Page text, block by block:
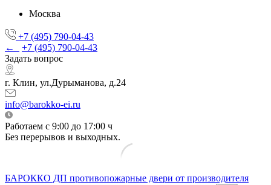
Москва
+7 (495) 790-04-43
←
+7 (495) 790-04-43
Задать вопрос
г. Клин, ул.Дурыманова, д.24
info@barokko-ei.ru
Работаем с 9:00 до 17:00 ч
Без перерывов и выходных.
БАРОККО ДП противопожарные двери от производителя